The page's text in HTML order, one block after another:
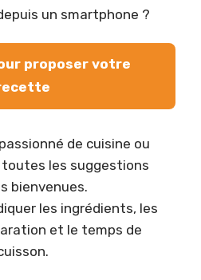
un smartphone ?
proposer votre
de cuisine ou
les suggestions
bienvenues.
les ingrédients, les
et le temps de